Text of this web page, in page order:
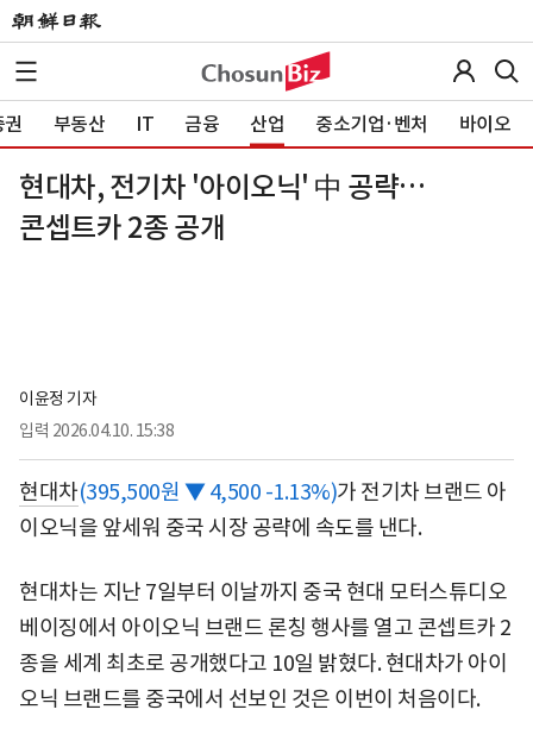
부동산 IT 금융 산업 중소기업·벤처 바이오
현대차, 전기차 '아이오닉' 中 공략…
콘셉트카 2종 공개
이윤정 기자
입력 2026.04.10. 15:38
현대차(395,500원 ▼ 4,500 -1.13%)가 전기차 브랜드 아
이오닉을 앞세워 중국 시장 공략에 속도를 낸다.
현대차는 지난 7일부터 이날까지 중국 현대 모터스튜디오
베이징에서 아이오닉 브랜드 론칭 행사를 열고 콘셉트카 2
종을 세계 최초로 공개했다고 10일 밝혔다. 현대차가 아이
오닉 브랜드를 중국에서 선보인 것은 이번이 처음이다.